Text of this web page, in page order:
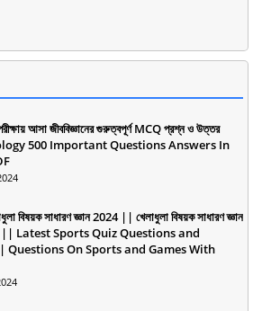
আসা জীববিজ্ঞানের গুরুত্বপূর্ণ MCQ প্রশ্ন ও উত্তর
500 Important Questions Answers In
বিষয়ক সাধারণ জ্ঞান 2024 || খেলাধুলা বিষয়ক সাধারণ জ্ঞান
|| Latest Sports Quiz Questions and
On Sports and Games With